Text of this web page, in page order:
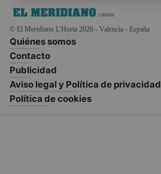
© El Meridiano L'Horta 2026 - Valencia - España
Quiénes somos
Contacto
Publicidad
Aviso legal y Política de privacidad
Política de cookies